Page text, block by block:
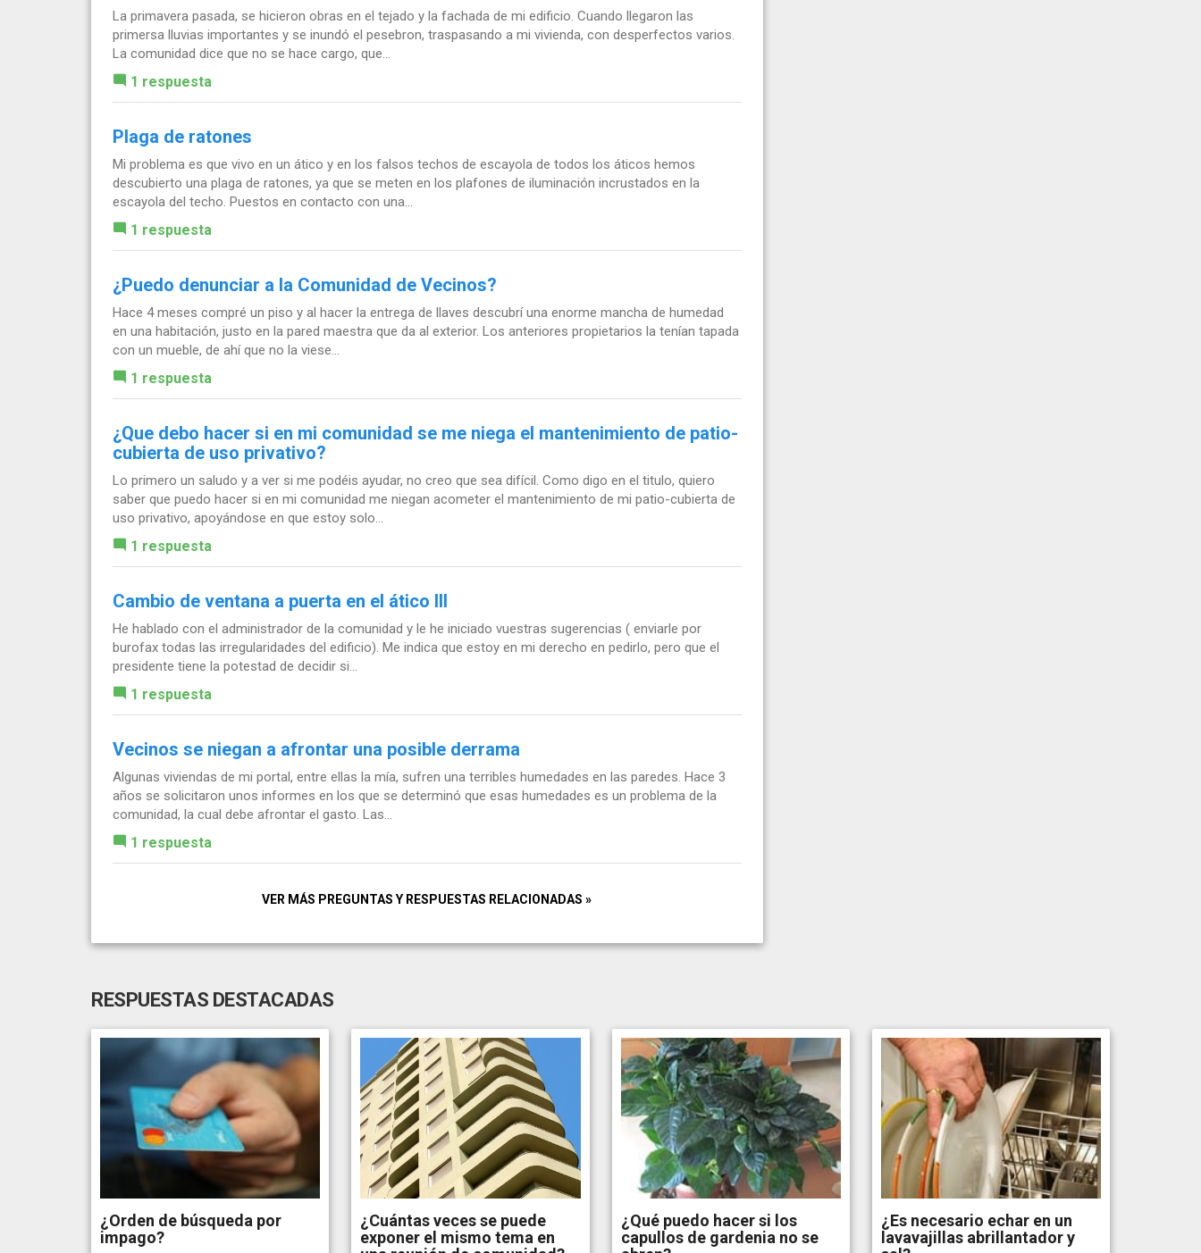
La primavera pasada, se hicieron obras en el tejado y la fachada de mi edificio. Cuando llegaron las
primersa lluvias importantes y se inundó el pesebron, traspasando a mi vivienda, con desperfectos varios.
La comunidad dice que no se hace cargo, que...
1 respuesta
Plaga de ratones
Mi problema es que vivo en un ático y en los falsos techos de escayola de todos los áticos hemos
descubierto una plaga de ratones, ya que se meten en los plafones de iluminación incrustados en la
escayola del techo. Puestos en contacto con una...
1 respuesta
¿Puedo denunciar a la Comunidad de Vecinos?
Hace 4 meses compré un piso y al hacer la entrega de llaves descubrí una enorme mancha de humedad
en una habitación, justo en la pared maestra que da al exterior. Los anteriores propietarios la tenían tapada
con un mueble, de ahí que no la viese...
1 respuesta
¿Que debo hacer si en mi comunidad se me niega el mantenimiento de patio-
cubierta de uso privativo?
Lo primero un saludo y a ver si me podéis ayudar, no creo que sea difícil. Como digo en el titulo, quiero
saber que puedo hacer si en mi comunidad me niegan acometer el mantenimiento de mi patio-cubierta de
uso privativo, apoyándose en que estoy solo...
1 respuesta
Cambio de ventana a puerta en el ático III
He hablado con el administrador de la comunidad y le he iniciado vuestras sugerencias ( enviarle por
burofax todas las irregularidades del edificio). Me indica que estoy en mi derecho en pedirlo, pero que el
presidente tiene la potestad de decidir si...
1 respuesta
Vecinos se niegan a afrontar una posible derrama
Algunas viviendas de mi portal, entre ellas la mía, sufren una terribles humedades en las paredes. Hace 3
años se solicitaron unos informes en los que se determinó que esas humedades es un problema de la
comunidad, la cual debe afrontar el gasto. Las...
1 respuesta
VER MÁS PREGUNTAS Y RESPUESTAS RELACIONADAS »
RESPUESTAS DESTACADAS
¿Orden de búsqueda por
impago?
¿Cuántas veces se puede
exponer el mismo tema en
¿Qué puedo hacer si los
capullos de gardenia no se
¿Es necesario echar en un
lavavajillas abrillantador y